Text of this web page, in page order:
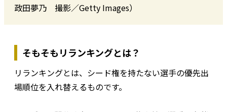
政田夢乃 撮影／Getty Images）
そもそもリランキングとは？
リランキングとは、シード権を持たない選手の優先出
場順位を入れ替えるものです。